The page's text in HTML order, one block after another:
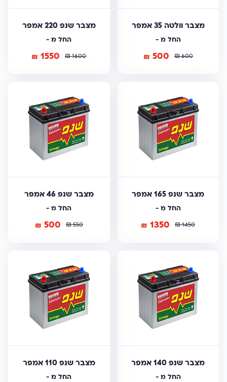
מצבר וולטה 35 אמפר
החל מ -
600
₪
500
₪
מצבר שנפ 220 אמפר
החל מ -
1600
₪
1550
₪
מצבר שנפ 165 אמפר
החל מ -
1450
₪
1350
₪
מצבר שנפ 46 אמפר
החל מ -
550
₪
500
₪
מצבר שנפ 140 אמפר
החל מ -
מצבר שנפ 110 אמפר
החל מ -